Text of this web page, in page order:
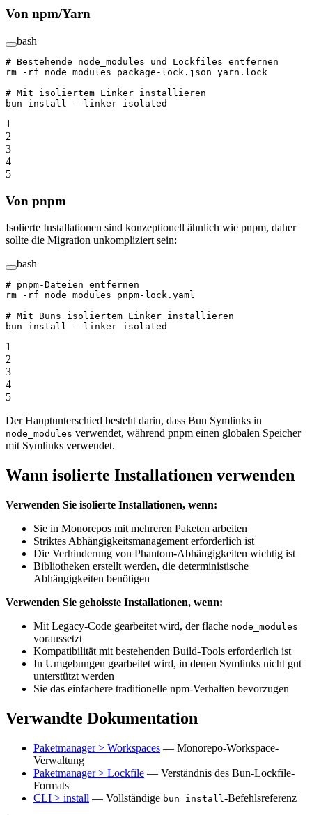
Von npm/Yarn
bash
# Bestehende node_modules und Lockfiles entfernen
rm -rf node_modules package-lock.json yarn.lock
# Mit isoliertem Linker installieren
bun install --linker isolated
1
2
3
4
5
Von pnpm
Isolierte Installationen sind konzeptionell ähnlich wie pnpm, daher
sollte die Migration unkompliziert sein:
bash
# pnpm-Dateien entfernen
rm -rf node_modules pnpm-lock.yaml
# Mit Buns isoliertem Linker installieren
bun install --linker isolated
1
2
3
4
5
Der Hauptunterschied besteht darin, dass Bun Symlinks in
node_modules verwendet, während pnpm einen globalen Speicher
mit Symlinks verwendet.
Wann isolierte Installationen verwenden
Verwenden Sie isolierte Installationen, wenn:
Sie in Monorepos mit mehreren Paketen arbeiten
Striktes Abhängigkeitsmanagement erforderlich ist
Die Verhinderung von Phantom-Abhängigkeiten wichtig ist
Bibliotheken erstellt werden, die deterministische
Abhängigkeiten benötigen
Verwenden Sie gehoisste Installationen, wenn:
Mit Legacy-Code gearbeitet wird, der flache node_modules
voraussetzt
Kompatibilität mit bestehenden Build-Tools erforderlich ist
In Umgebungen gearbeitet wird, in denen Symlinks nicht gut
unterstützt werden
Sie das einfachere traditionelle npm-Verhalten bevorzugen
Verwandte Dokumentation
Paketmanager > Workspaces — Monorepo-Workspace-
Verwaltung
Paketmanager > Lockfile — Verständnis des Bun-Lockfile-
Formats
CLI > install — Vollständige bun install-Befehlsreferenz